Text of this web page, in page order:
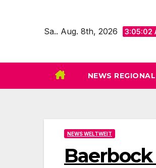
Sa.. Aug. 8th, 2026 3:05:03
NEWS REGIONAL
NEWS WELTWEIT